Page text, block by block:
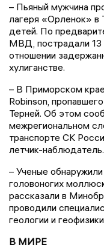
– Пьяный мужчина
лагеря «Орленок» в
детей. По
МВД, пострадали 13
отношении
хулиганстве.
– В Приморском
Robinson,
Терней. Об этом
межрегиональном
транспорте СК
летчик-наблюдатель.
– Ученые
головоногих
рассказали в
проводили
геологии и
В МИРЕ